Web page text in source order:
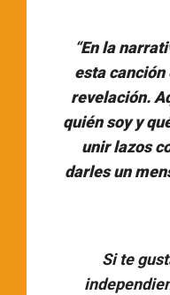
“En la
esta canción
revelación.
quién soy y
unir lazos
darles un
Si te